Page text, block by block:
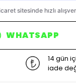
WHATSAPP
14 gün
iade